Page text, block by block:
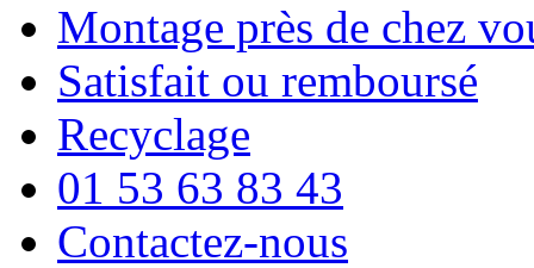
Montage près de chez
Satisfait ou remboursé
Recyclage
01 53 63 83 43
Contactez-nous